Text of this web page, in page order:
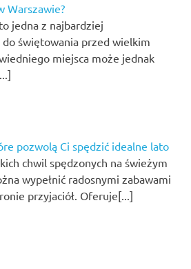
Warszawie?
jedna z najbardziej
do świętowania przed wielkim
miejsca może jednak
pozwolą Ci spędzić idealne lato
chwil spędzonych na świeżym
wypełnić radosnymi zabawami
przyjaciół. Oferuje[...]